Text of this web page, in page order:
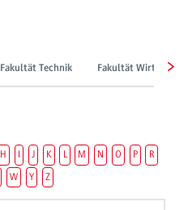
Fakultät Technik Fakultät Wirtschaft
H I J K L M N O P
R
W Y Z